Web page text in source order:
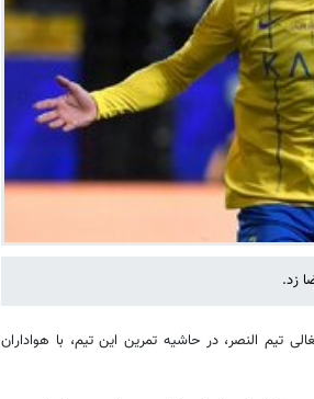
زد.
تیم النصر، در حاشیه تمرین این تیم، با هواداران